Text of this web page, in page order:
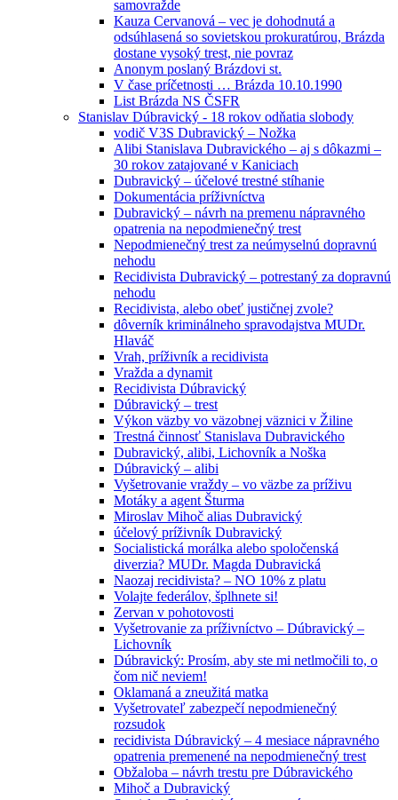
samovražde
Kauza Cervanová – vec je dohodnutá a
odsúhlasená so sovietskou prokuratúrou, Brázda
dostane vysoký trest, nie povraz
Anonym poslaný Brázdovi st.
V čase príčetnosti … Brázda 10.10.1990
List Brázda NS ČSFR
Stanislav Dúbravický - 18 rokov odňatia slobody
vodič V3S Dubravický – Nožka
Alibi Stanislava Dubravického – aj s dôkazmi –
30 rokov zatajované v Kaniciach
Dubravický – účelové trestné stíhanie
Dokumentácia príživníctva
Dubravický – návrh na premenu nápravného
opatrenia na nepodmienečný trest
Nepodmienečný trest za neúmyselnú dopravnú
nehodu
Recidivista Dubravický – potrestaný za dopravnú
nehodu
Recidivista, alebo obeť justičnej zvole?
dôverník kriminálneho spravodajstva MUDr.
Hlaváč
Vrah, príživník a recidivista
Vražda a dynamit
Recidivista Dúbravický
Dúbravický – trest
Výkon väzby vo väzobnej väznici v Žiline
Trestná činnosť Stanislava Dubravického
Dubravický, alibi, Lichovník a Noška
Dúbravický – alibi
Vyšetrovanie vraždy – vo väzbe za príživu
Motáky a agent Šturma
Miroslav Mihoč alias Dubravický
účelový príživník Dubravický
Socialistická morálka alebo spoločenská
diverzia? MUDr. Magda Dubravická
Naozaj recidivista? – NO 10% z platu
Volajte federálov, šplhnete si!
Zervan v pohotovosti
Vyšetrovanie za príživníctvo – Dúbravický –
Lichovník
Dúbravický: Prosím, aby ste mi netlmočili to, o
čom nič neviem!
Oklamaná a zneužitá matka
Vyšetrovateľ zabezpečí nepodmienečný
rozsudok
recidivista Dúbravický – 4 mesiace nápravného
opatrenia premenené na nepodmienečný trest
Obžaloba – návrh trestu pre Dúbravického
Mihoč a Dubravický